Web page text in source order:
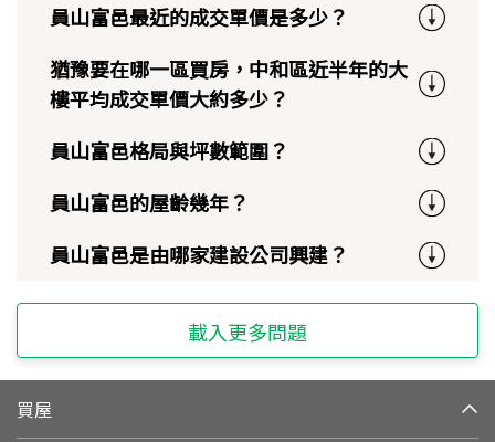
員山富邑最近的成交單價是多少？
猶豫要在哪一區買房，中和區近半年的大
樓平均成交單價大約多少？
員山富邑格局與坪數範圍？
員山富邑的屋齡幾年？
員山富邑是由哪家建設公司興建？
載入更多問題
買屋